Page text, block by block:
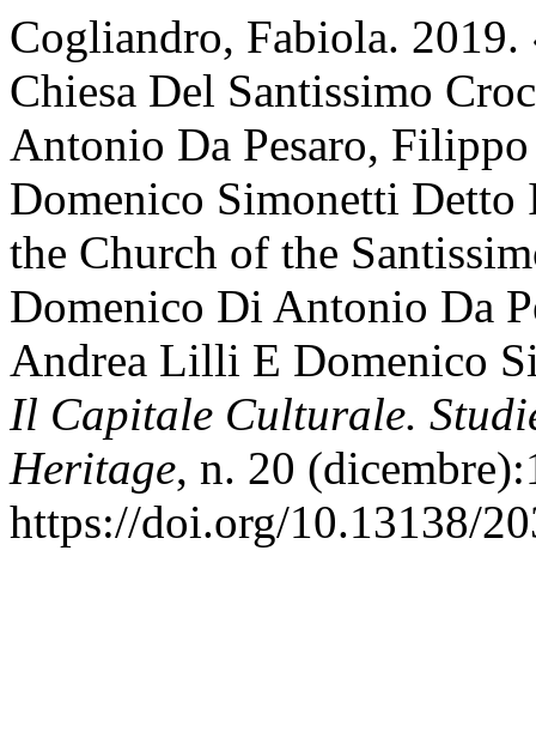
Cogliandro, Fabiola.
Chiesa Del Santissimo
Antonio Da Pesaro,
Domenico Simonetti
the Church of the
Domenico Di Antonio Da
Andrea Lilli E Domenico
Il Capitale Culturale.
Heritage, n. 20
https://doi.org/10.13138/